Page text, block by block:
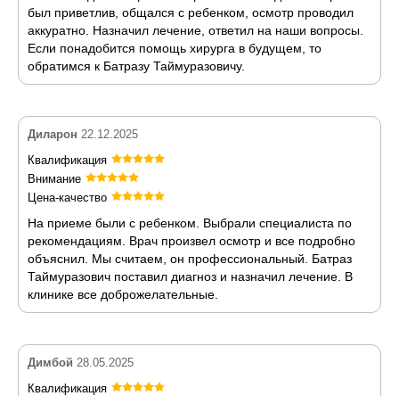
был приветлив, общался с ребенком, осмотр проводил
аккуратно. Назначил лечение, ответил на наши вопросы.
Если понадобится помощь хирурга в будущем, то
обратимся к Батразу Таймуразовичу.
Диларон 22.12.2025
Квалификация
Внимание
Цена-качество
На приеме были с ребенком. Выбрали специалиста по
рекомендациям. Врач произвел осмотр и все подробно
объяснил. Мы считаем, он профессиональный. Батраз
Таймуразович поставил диагноз и назначил лечение. В
клинике все доброжелательные.
Димбой 28.05.2025
Квалификация